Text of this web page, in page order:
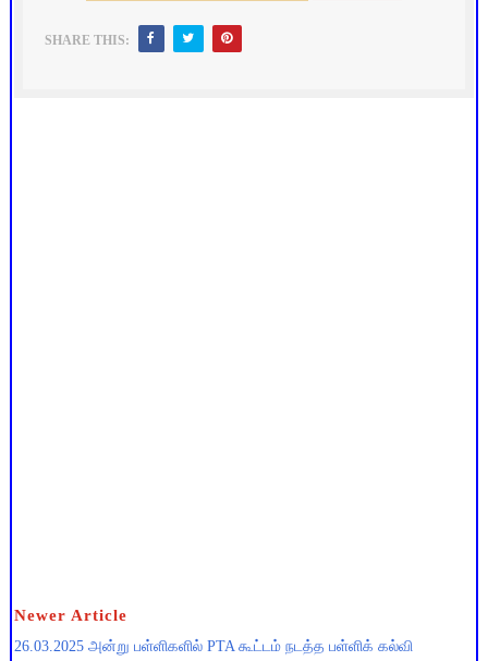
SHARE THIS:
Newer Article
26.03.2025 அன்று பள்ளிகளில் PTA கூட்டம் நடத்த பள்ளிக் கல்வி